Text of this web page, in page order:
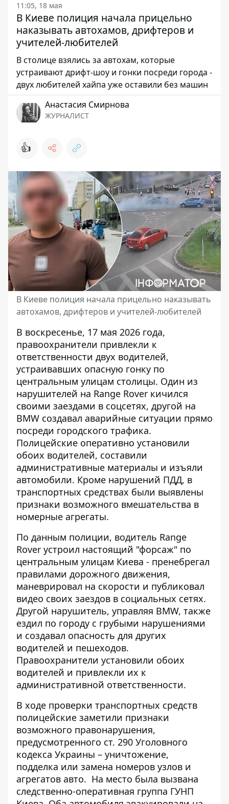
11:05, 18 мая
В Киеве полиция начала прицельно
наказывать автохамов, дрифтеров и
учителей-любителей
В столице взялись за автохам, которые
устраивают дрифт-шоу и гонки посреди города -
двух любителей хайпа уже оставили без машин
Анастасия Смирнова
ЖУРНАЛИСТ
👍
В Киеве полиция начала прицельно наказывать
автохамов, дрифтеров и учителей-любителей
В воскресенье, 17 мая 2026 года,
правоохранители привлекли к
ответственности двух водителей,
устраивавших опасную гонку по
центральным улицам столицы. Один из
нарушителей на Range Rover кичился
своими заездами в соцсетях, другой на
BMW создавал аварийные ситуации прямо
посреди городского трафика.
Полицейские оперативно установили
обоих водителей, составили
административные материалы и изъяли
автомобили. Кроме нарушений ПДД, в
транспортных средствах были выявлены
признаки возможного вмешательства в
номерные агрегаты.
По данным полиции, водитель Range
Rover устроил настоящий "форсаж" по
центральным улицам Киева - пренебрегал
правилами дорожного движения,
маневрировал на скорости и публиковал
видео своих заездов в социальных сетях.
Другой нарушитель, управляя BMW, также
ездил по городу с грубыми нарушениями
и создавал опасность для других
водителей и пешеходов.
Правоохранители установили обоих
водителей и привлекли их к
административной ответственности.
В ходе проверки транспортных средств
полицейские заметили признаки
возможного правонарушения,
предусмотренного ст. 290 Уголовного
кодекса Украины – уничтожение,
подделка или замена номеров узлов и
агрегатов авто. На место была вызвана
следственно-оперативная группа ГУНП